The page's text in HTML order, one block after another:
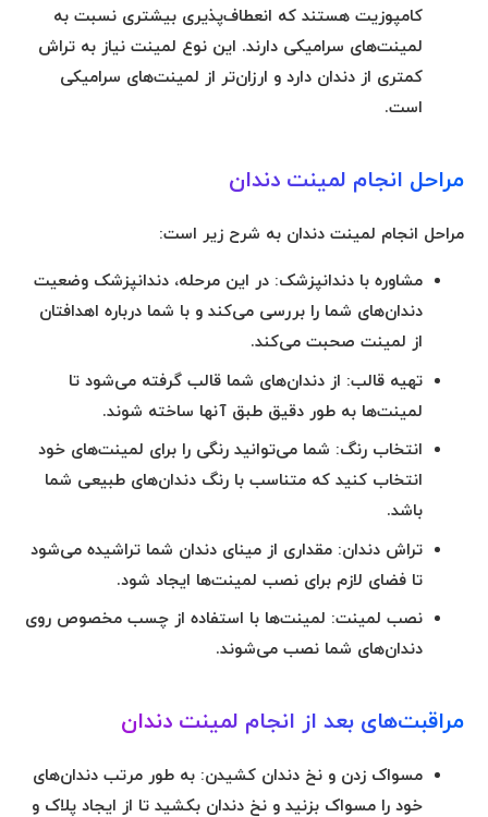
کامپوزیت هستند که انعطاف‌پذیری بیشتری نسبت به
لمینت‌های سرامیکی دارند. این نوع لمینت نیاز به تراش
کمتری از دندان دارد و ارزان‌تر از لمینت‌های سرامیکی
است.
مراحل انجام لمینت دندان
مراحل انجام لمینت دندان به شرح زیر است:
مشاوره با دندانپزشک: در این مرحله، دندانپزشک وضعیت
دندان‌های شما را بررسی می‌کند و با شما درباره اهدافتان
از لمینت صحبت می‌کند.
تهیه قالب: از دندان‌های شما قالب گرفته می‌شود تا
لمینت‌ها به طور دقیق طبق آنها ساخته شوند.
انتخاب رنگ: شما می‌توانید رنگی را برای لمینت‌های خود
انتخاب کنید که متناسب با رنگ دندان‌های طبیعی شما
باشد.
تراش دندان: مقداری از مینای دندان شما تراشیده می‌شود
تا فضای لازم برای نصب لمینت‌ها ایجاد شود.
نصب لمینت: لمینت‌ها با استفاده از چسب مخصوص روی
دندان‌های شما نصب می‌شوند.
مراقبت‌های بعد از انجام لمینت دندان
مسواک زدن و نخ دندان کشیدن: به طور مرتب دندان‌های
خود را مسواک بزنید و نخ دندان بکشید تا از ایجاد پلاک و